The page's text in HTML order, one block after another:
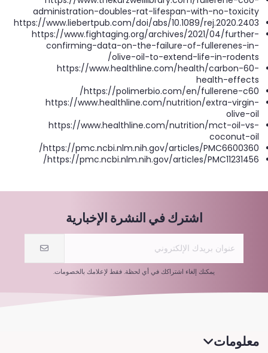
administration-doubles-rat-lifespan-with-no-toxicity
https://www.liebertpub.com/doi/abs/10.1089/rej.2020.2403
https://www.fightaging.org/archives/2021/04/further-
confirming-data-on-the-failure-of-fullerenes-in-
olive-oil-to-extend-life-in-rodents/
https://www.healthline.com/health/carbon-60-
health-effects
https://polimerbio.com/en/fullerene-c60/
https://www.healthline.com/nutrition/extra-virgin-
olive-oil
https://www.healthline.com/nutrition/mct-oil-vs-
coconut-oil
https://pmc.ncbi.nlm.nih.gov/articles/PMC6600360/
https://pmc.ncbi.nlm.nih.gov/articles/PMC11231456/
اشترك في النشرة الإخبارية
يمكنك إلغاء اشتراكك في أي لحظة. فقط لإعلامك بالخصومات.
معلومات